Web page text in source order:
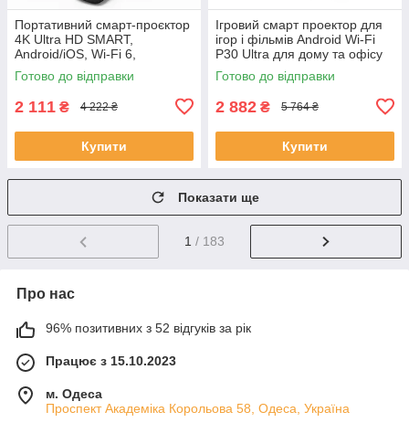
Портативний смарт-проєктор
4K Ultra HD SMART,
Android/iOS, Wi-Fi 6,
Bluetooth, HDMI, домашній
кінотеатр JU-56
Готово до відправки
2 111 ₴ 4 222 ₴
Купити
Ігровий смарт проектор для
ігор і фільмів Android Wi-Fi
P30 Ultra для дому та офісу
домашній кінотеатр SC-76
Готово до відправки
2 882 ₴ 5 764 ₴
Купити
Показати ще
1 / 183
Про нас
96% позитивних з 52 відгуків за рік
Працює з 15.10.2023
м. Одеса
Проспект Академіка Корольова 58, Одеса, Україна